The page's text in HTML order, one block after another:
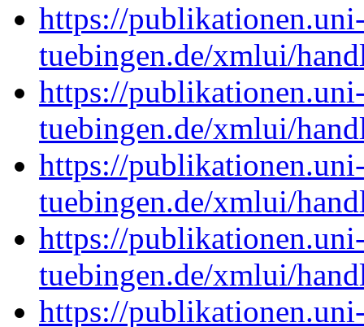
https://
tuebingen.de/xmlui/
https://
tuebingen.de/xmlui/
https://
tuebingen.de/xmlui/
https://
tuebingen.de/xmlui/
https://